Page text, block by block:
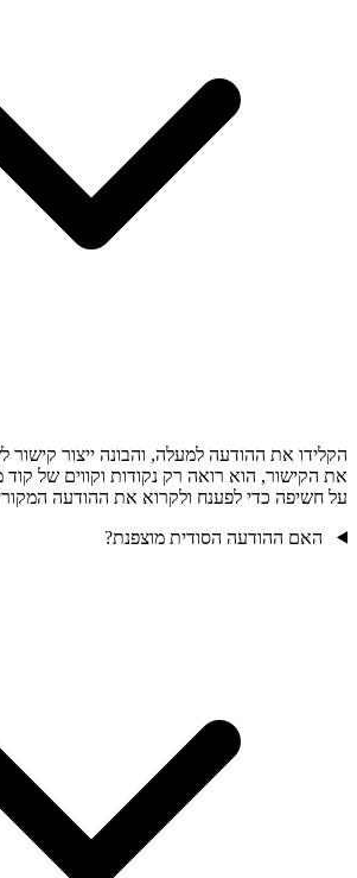
הקלידו את ההודעה למעלה, והבונה ייצור קישור
את הקישור, הוא רואה רק נקודות וקווים של קוד
על חשיפה כדי לפענח ולקרוא את ההודעה
האם ההודעה הסודית מוצפנת?